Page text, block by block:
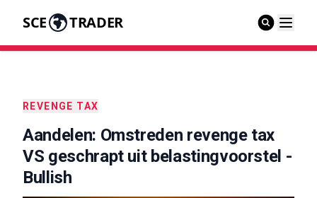
SCE TRADER
REVENGE TAX
Aandelen: Omstreden revenge tax
VS geschrapt uit belastingvoorstel -
Bullish